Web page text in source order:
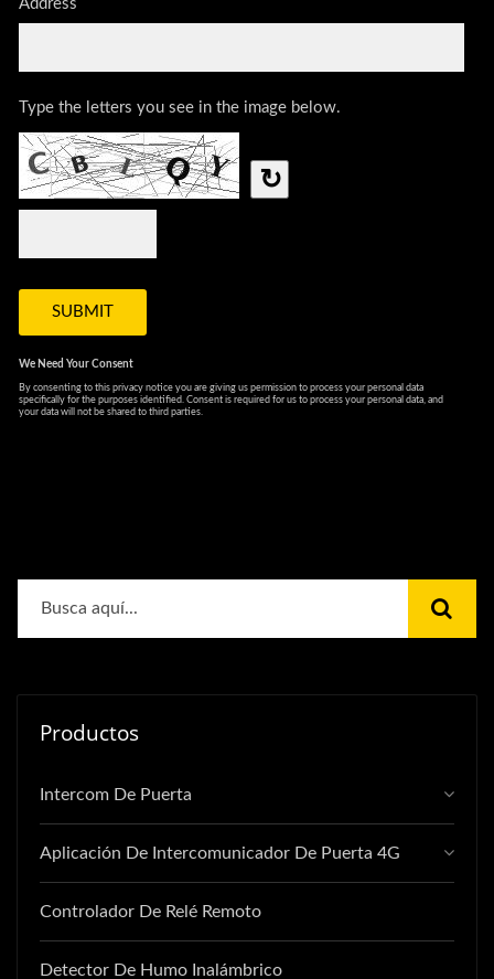
Productos
Intercom De Puerta
Aplicación De Intercomunicador De Puerta 4G
Controlador De Relé Remoto
Detector De Humo Inalámbrico